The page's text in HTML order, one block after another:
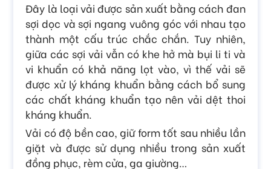
Đây là loại vải được sản xuất bằng cách đan
sợi dọc và sợi ngang vuông góc với nhau tạo
thành một cấu trúc chắc chắn. Tuy nhiên,
giữa các sợi vải vẫn có khe hở mà bụi li ti và
vi khuẩn có khả năng lọt vào, vì thế vải sẽ
được xử lý kháng khuẩn bằng cách bổ sung
các chất kháng khuẩn tạo nên vải dệt thoi
kháng khuẩn.
Vải có độ bền cao, giữ form tốt sau nhiều lần
giặt và được sử dụng nhiều trong sản xuất
đồng phục, rèm cửa, ga giường…